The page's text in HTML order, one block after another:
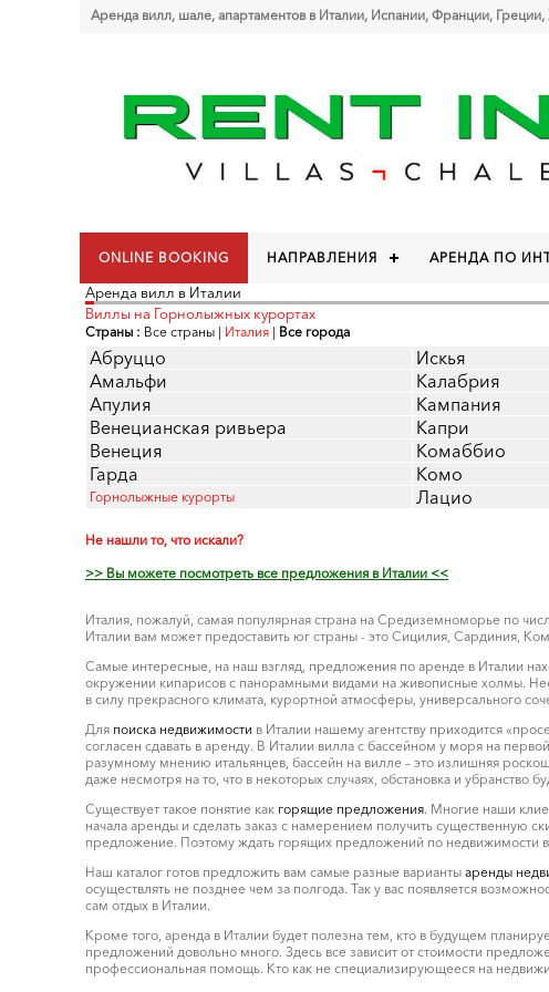
Аренда вилл, шале, апартаментов в Италии, Испании, Франции,
ONLINE BOOKING НАПРАВЛЕНИЯ АРЕНДА ПО
Аренда вилл в Италии
Виллы на Горнолыжных курортах
Страны : Все страны | Италия | Все города
Абруццо Искья
Амальфи
Калабрия
Апулия
Кампания
Венецианская ривьера
Капри
Венеция
Комаббио
Гарда
Комо
Горнолыжные курорты Лацио
Не нашли то, что искали?
>> Вы можете посмотреть все предложения в Италии <<
Италия, пожалуй, самая популярная страна на Средиземноморье по
Италии вам может предоставить юг страны - это Сицилия, Сардиния,
Самые интересные, на наш взгляд, предложения по аренде в Италии
окружении кипарисов с панорамными видами на живописные холмы.
в силу прекрасного климата, курортной атмосферы, универсального
Для поиска недвижимости в Италии нашему агентству приходится
согласен сдавать в аренду. В Италии вилла с бассейном у моря на
разумному мнению итальянцев, бассейн на вилле – это излишняя
даже несмотря на то, что в некоторых случаях, обстановка и убранство
Существует такое понятие как горящие предложения. Многие наши
начала аренды и сделать заказ с намерением получить существенную
предложение. Поэтому ждать горящих предложений по недвижимости
Наш каталог готов предложить вам самые разные варианты аренды
осуществлять не позднее чем за полгода. Так у вас появляется
сам отдых в Италии.
Кроме того, аренда в Италии будет полезна тем, кто в будущем
предложений довольно много. Здесь все зависит от стоимости
профессиональная помощь. Кто как не специализирующееся на